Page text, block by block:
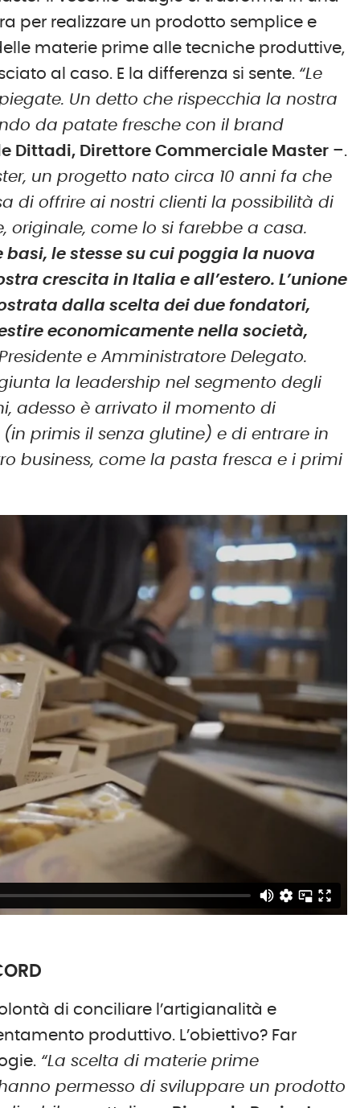
per realizzare un prodotto semplice e
materie prime alle tecniche produttive,
al caso. E la differenza si sente. “Le
Un detto che rispecchia la nostra
da patate fresche con il brand
Dittadi, Direttore Commerciale Master –.
un progetto nato circa 10 anni fa che
di offrire ai nostri clienti la possibilità di
originale, come lo si farebbe a casa.
le stesse su cui poggia la nuova
crescita in Italia e all’estero. L’unione
dalla scelta dei due fondatori,
economicamente nella società,
e Amministratore Delegato.
la leadership nel segmento degli
adesso è arrivato il momento di
primis il senza glutine) e di entrare in
business, come la pasta fresca e i primi
di conciliare l’artigianalità e
produttivo. L’obiettivo? Far
“La scelta di materie prime
permesso di sviluppare un prodotto